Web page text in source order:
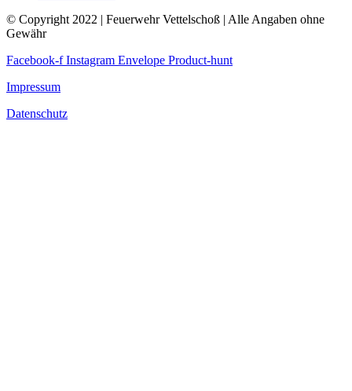
© Copyright 2022 | Feuerwehr Vettelschoß | Alle Angaben ohne
Gewähr
Facebook-f Instagram Envelope Product-hunt
Impressum
Datenschutz